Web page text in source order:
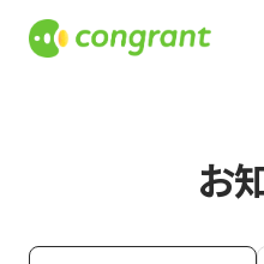
お